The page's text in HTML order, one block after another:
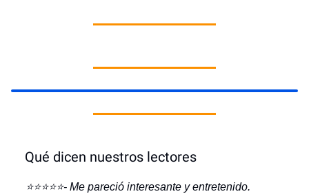
Qué dicen nuestros lectores
⭐️⭐️⭐️⭐️⭐️- Me pareció interesante y entretenido.